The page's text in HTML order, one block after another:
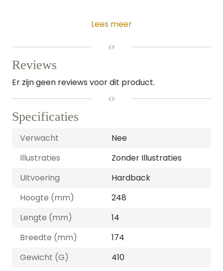
Lees meer
Reviews
Er zijn geen reviews voor dit product.
Specificaties
Verwacht
Nee
Illustraties
Zonder Illustraties
Uitvoering
Hardback
Hoogte (mm)
248
Lengte (mm)
14
Breedte (mm)
174
Gewicht (G)
410